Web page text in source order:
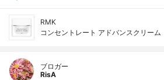
RMK
コンセントレート アドバンスクリーム
ブロガー
RisA